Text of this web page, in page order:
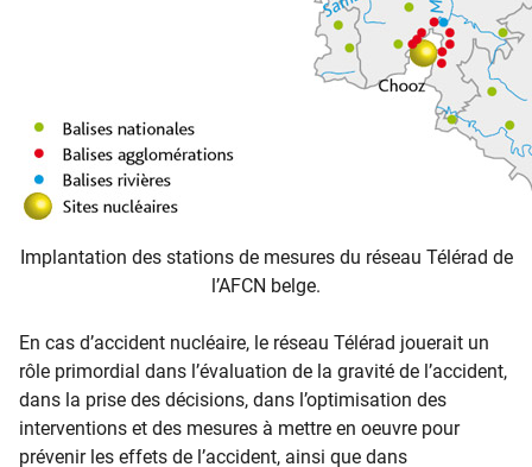
Implantation des stations de mesures du réseau Télérad de
l’AFCN belge.
En cas d’accident nucléaire, le réseau Télérad jouerait un
rôle primordial dans l’évaluation de la gravité de l’accident,
dans la prise des décisions, dans l’optimisation des
interventions et des mesures à mettre en oeuvre pour
prévenir les effets de l’accident, ainsi que dans